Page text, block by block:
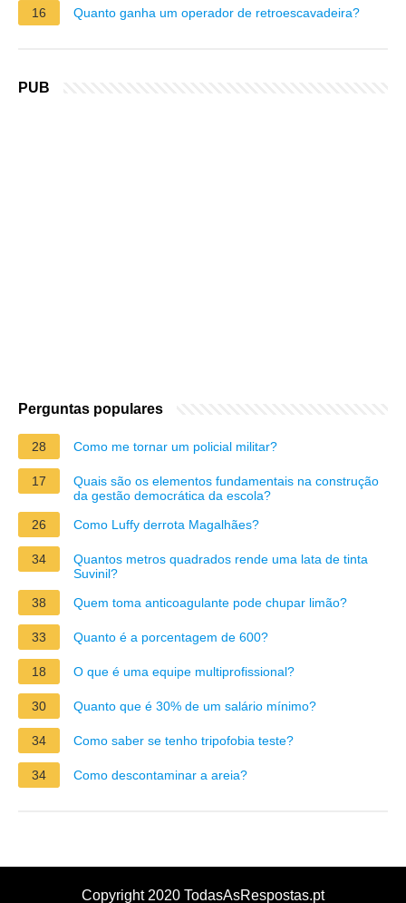
16 Quanto ganha um operador de retroescavadeira?
PUB
Perguntas populares
28 Como me tornar um policial militar?
17
Quais são os elementos fundamentais na construção
da gestão democrática da escola?
26
Como Luffy derrota Magalhães?
34
Quantos metros quadrados rende uma lata de tinta
Suvinil?
38
Quem toma anticoagulante pode chupar limão?
33 Quanto é a porcentagem de 600?
18 O que é uma equipe multiprofissional?
30 Quanto que é 30% de um salário mínimo?
34 Como saber se tenho tripofobia teste?
34 Como descontaminar a areia?
Copyright 2020 TodasAsRespostas.pt